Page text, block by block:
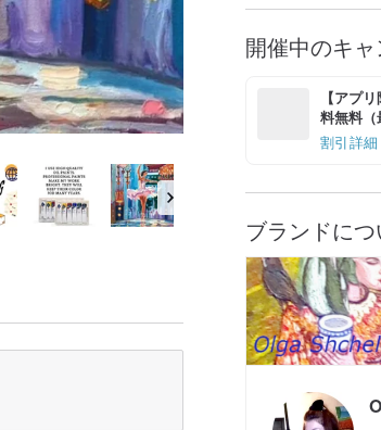
開催中のキ
【アプ
料無料（
割引詳細
ブランドにつ